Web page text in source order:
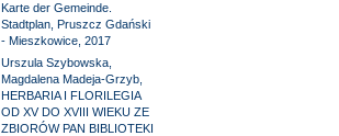
Karte der Gemeinde.
Stadtplan, Pruszcz Gdański
- Mieszkowice, 2017
Urszula Szybowska,
Magdalena Madeja-Grzyb,
HERBARIA I FLORILEGIA
OD XV DO XVIII WIEKU ZE
ZBIORÓW PAN BIBLIOTEKI